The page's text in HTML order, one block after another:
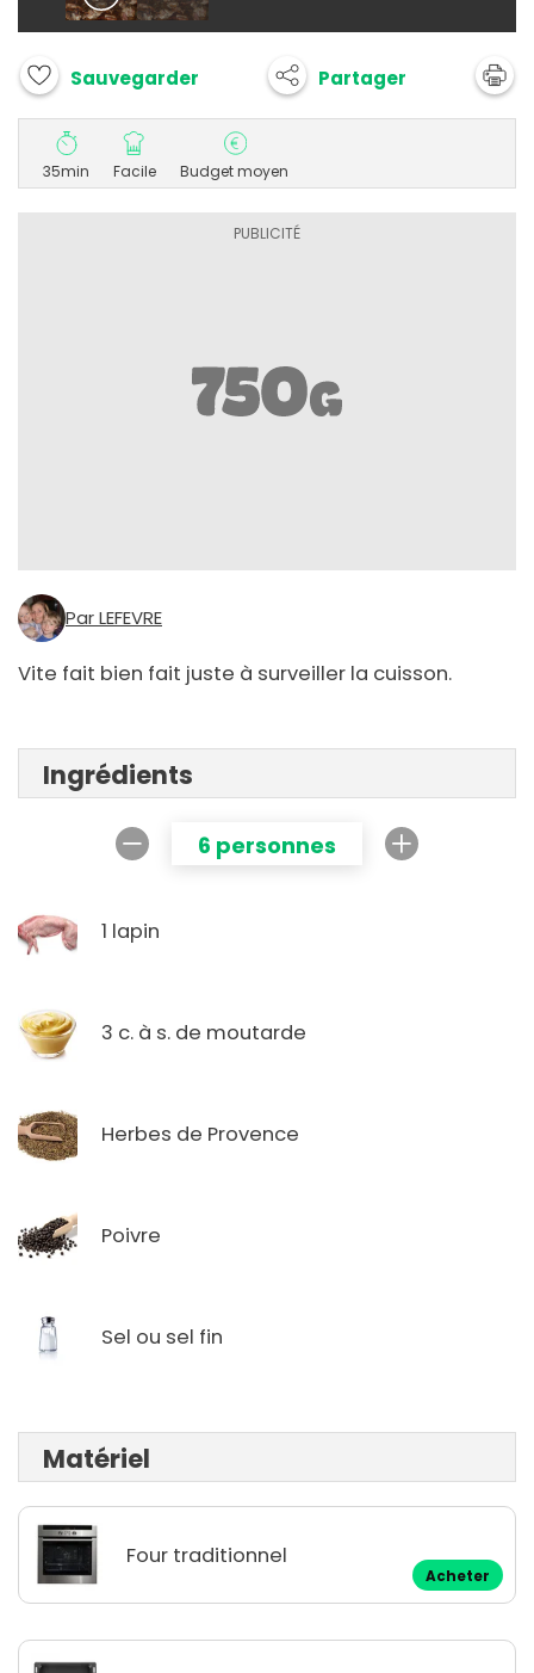
Sauvegarder Partager
35min Facile Budget moyen
Par LEFEVRE
Vite fait bien fait juste à surveiller la cuisson.
Ingrédients
6 personnes
1 lapin
3 c. à s. de moutarde
Herbes de Provence
Poivre
Sel ou sel fin
Matériel
Four traditionnel
Acheter